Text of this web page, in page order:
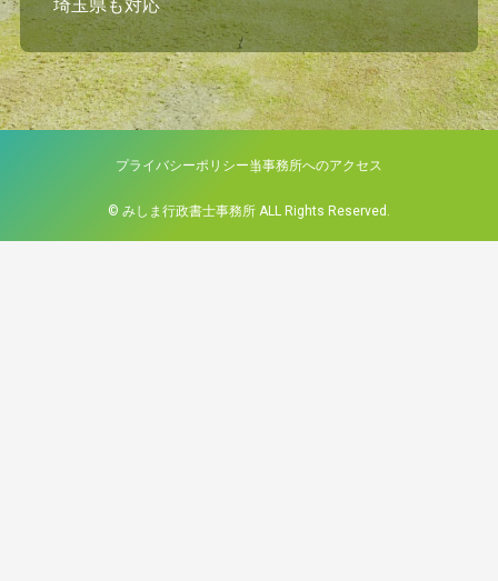
埼玉県も対応
プライバシーポリシー当事務所へのアクセス
© みしま行政書士事務所 ALL Rights Reserved.